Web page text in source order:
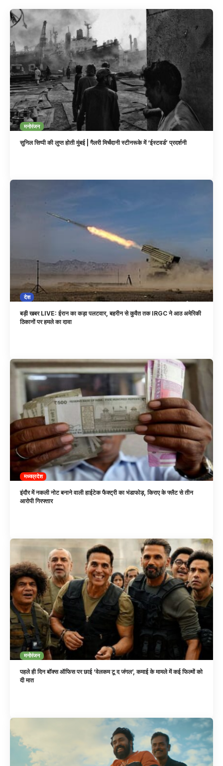
मनोरंजन
सुनिल सिप्पी की लुप्त होती मुंबई | गैलरी मिर्चंदानी स्टीनरूके में ‘ईस्टवर्ड’ प्रदर्शनी
देश
बड़ी खबर LIVE: ईरान का कड़ा पलटवार, बहरीन से कुवैत तक IRGC ने आठ अमेरिकी
ठिकानों पर हमले का दावा
मध्यप्रदेश
इंदौर में नकली नोट बनाने वाली हाईटेक फैक्ट्री का भंडाफोड़, किराए के फ्लैट से तीन
आरोपी गिरफ्तार
मनोरंजन
पहले ही दिन बॉक्स ऑफिस पर छाई ‘वेलकम टू द जंगल’, कमाई के मामले में कई फिल्मों को
दी मात